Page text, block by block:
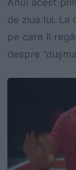
Anul acest
de ziua lui. La
pe care îl
despre